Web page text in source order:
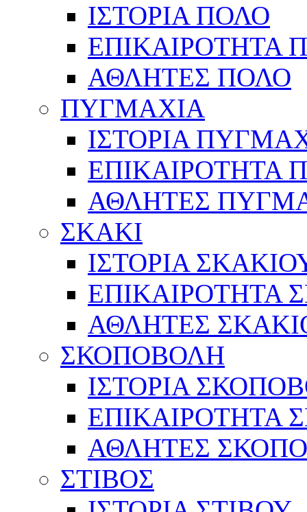
ΙΣΤΟΡΙΑ ΠΟΛΟ
ΕΠΙΚΑΙΡΟΤΗΤΑ
ΑΘΛΗΤΕΣ ΠΟΛΟ
ΠΥΓΜΑΧΙΑ
ΙΣΤΟΡΙΑ
ΕΠΙΚΑΙΡΟΤΗΤΑ
ΑΘΛΗΤΕΣ
ΣΚΑΚΙ
ΙΣΤΟΡΙΑ
ΕΠΙΚΑΙΡΟΤΗΤΑ
ΑΘΛΗΤΕΣ
ΣΚΟΠΟΒΟΛΗ
ΙΣΤΟΡΙΑ
ΕΠΙΚΑΙΡΟΤΗΤΑ
ΑΘΛΗΤΕΣ
ΣΤΙΒΟΣ